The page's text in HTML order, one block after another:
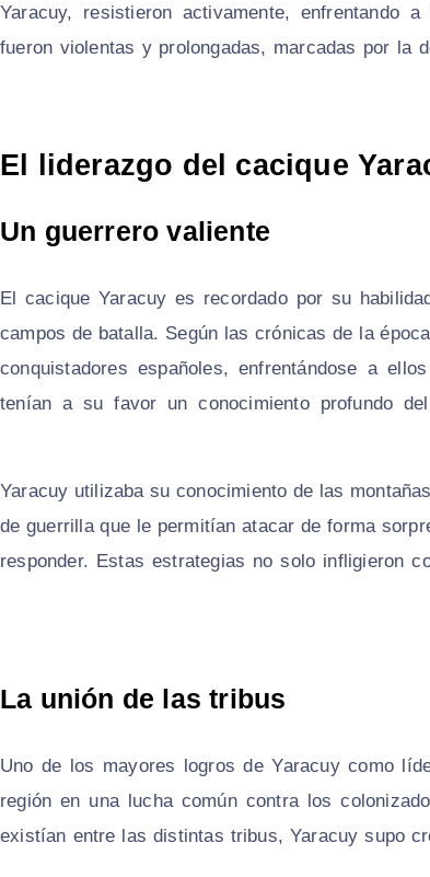
Yaracuy, resistieron activamente, enfrentando
fueron violentas y prolongadas, marcadas por la
El liderazgo del cacique
Un guerrero valiente
El cacique Yaracuy es recordado por su
campos de batalla. Según las crónicas de la
conquistadores españoles, enfrentándose a
tenían a su favor un conocimiento profundo
Yaracuy utilizaba su conocimiento de las
de guerrilla que le permitían atacar de forma
responder. Estas estrategias no solo infligieron
La unión de las tribus
Uno de los mayores logros de Yaracuy como
región en una lucha común contra los
existían entre las distintas tribus, Yaracuy supo